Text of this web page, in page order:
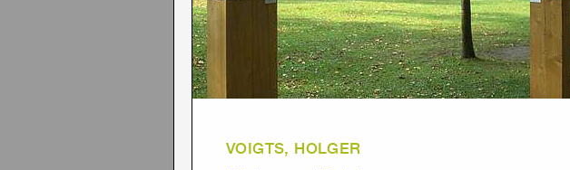
VOIGTS, HOLGER